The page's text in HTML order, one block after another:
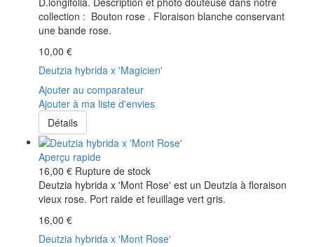
collection : Bouton rose . Floraison blanche conservant
une bande rose.
10,00 €
Deutzia hybrida x 'Magicien'
Ajouter au comparateur
Ajouter à ma liste d'envies
Détails
Aperçu rapide
16,00 € Rupture de stock
Deutzia hybrida x 'Mont Rose' est un Deutzia à floraison
vieux rose. Port raide et feuillage vert gris.
16,00 €
Deutzia hybrida x 'Mont Rose'